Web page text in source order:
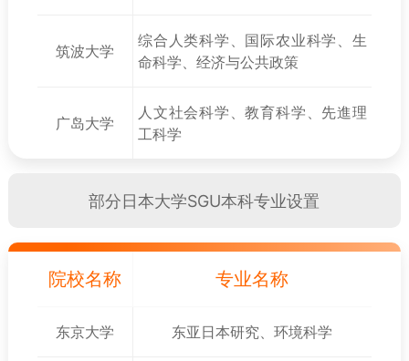
筑波大学
综合人类科学、国际农业科学、生
命科学、经济与公共政策
广岛大学
人文社会科学、教育科学、先進理
工科学
部分日本大学SGU本科专业设置
院校名称 专业名称
东京大学 东亚日本研究、环境科学